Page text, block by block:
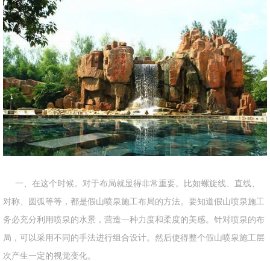
一、在这个时候。对于布局就显得非常重要。比如螺旋线、直线、
对称、圆弧等等，都是假山喷泉施工布局的方法。要知道假山喷泉施工
务必充分利用喷泉的水景，营造一种力度和柔度的美感。针对喷泉的布
局，可以采用不同的手法进行组合设计。然后使得整个假山喷泉施工层
次产生一定的视觉变化。